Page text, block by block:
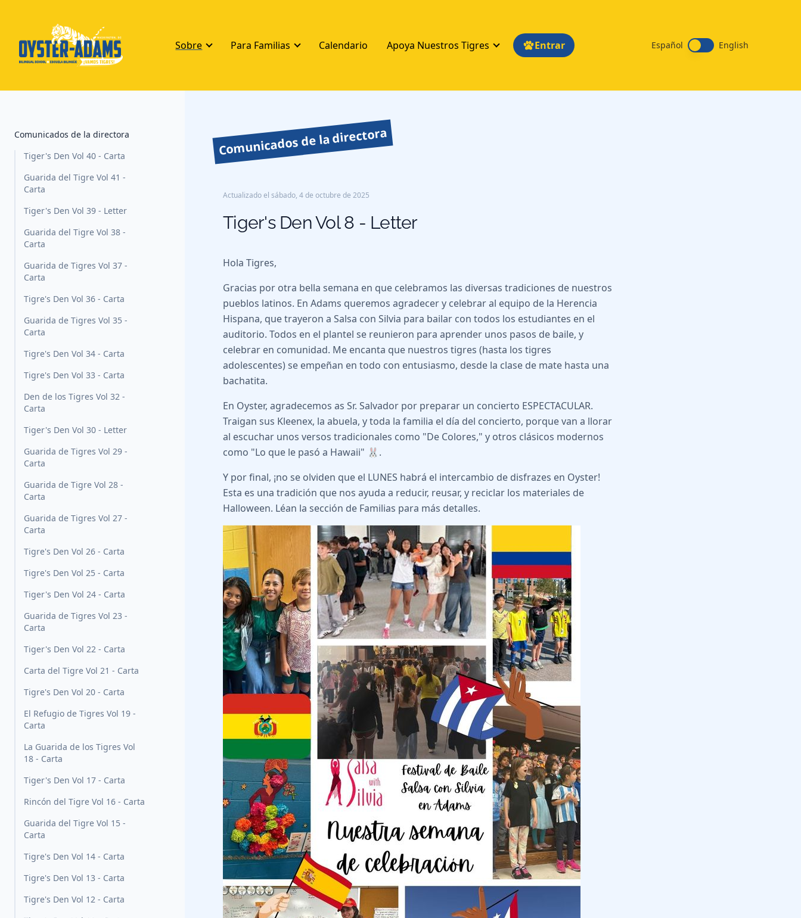
Sobre Para Familias Calendario Apoya Nuestros Tigres Entrar Español English
Comunicados de la directora
Tiger's Den Vol 40 - Carta
Guarida del Tigre Vol 41 -
Carta
Tiger's Den Vol 39 - Letter
Guarida del Tigre Vol 38 -
Carta
Guarida de Tigres Vol 37 -
Carta
Tigre's Den Vol 36 - Carta
Guarida de Tigres Vol 35 -
Carta
Tigre's Den Vol 34 - Carta
Tigre's Den Vol 33 - Carta
Den de los Tigres Vol 32 -
Carta
Tiger's Den Vol 30 - Letter
Guarida de Tigres Vol 29 -
Carta
Guarida de Tigre Vol 28 -
Carta
Guarida de Tigres Vol 27 -
Carta
Tigre's Den Vol 26 - Carta
Tigre's Den Vol 25 - Carta
Tiger's Den Vol 24 - Carta
Guarida de Tigres Vol 23 -
Carta
Tiger's Den Vol 22 - Carta
Carta del Tigre Vol 21 - Carta
Tigre's Den Vol 20 - Carta
El Refugio de Tigres Vol 19 -
Carta
La Guarida de los Tigres Vol
18 - Carta
Tiger's Den Vol 17 - Carta
Rincón del Tigre Vol 16 - Carta
Guarida del Tigre Vol 15 -
Carta
Tigre's Den Vol 14 - Carta
Tigre's Den Vol 13 - Carta
Tigre's Den Vol 12 - Carta
Comunicados de la directora
Actualizado el sábado, 4 de octubre de 2025
Tiger's Den Vol 8 - Letter
Hola Tigres,
Gracias por otra bella semana en que celebramos las diversas tradiciones de nuestros
pueblos latinos. En Adams queremos agradecer y celebrar al equipo de la Herencia
Hispana, que trayeron a Salsa con Silvia para bailar con todos los estudiantes en el
auditorio. Todos en el plantel se reunieron para aprender unos pasos de baile, y
celebrar en comunidad. Me encanta que nuestros tigres (hasta los tigres
adolescentes) se empeñan en todo con entusiasmo, desde la clase de mate hasta una
bachatita.
En Oyster, agradecemos as Sr. Salvador por preparar un concierto ESPECTACULAR.
Traigan sus Kleenex, la abuela, y toda la familia el día del concierto, porque van a llorar
al escuchar unos versos tradicionales como "De Colores," y otros clásicos modernos
como "Lo que le pasó a Hawaii" 🐰.
Y por final, ¡no se olviden que el LUNES habrá el intercambio de disfrazes en Oyster!
Esta es una tradición que nos ayuda a reducir, reusar, y reciclar los materiales de
Halloween. Léan la sección de Familias para más detalles.